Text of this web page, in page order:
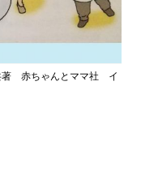
著 赤ちゃんとママ社 イ